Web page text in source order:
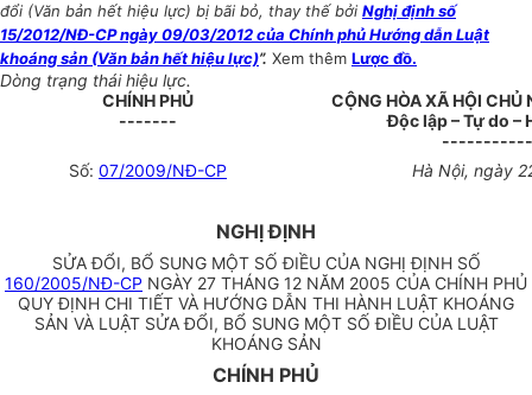
đổi (Văn bản hết hiệu lực) bị bãi bỏ, thay thế bởi Nghị định số
15/2012/NĐ-CP ngày 09/03/2012 của Chính phủ Hướng dẫn Luật
khoáng sản (Văn bản hết hiệu lực)”. Xem thêm Lược đồ.
Dòng trạng thái hiệu lực.
CHÍNH PHỦ
-------
CỘNG HÒA XÃ HỘI CHỦ
Độc lập – Tự do –
Số: 07/2009/NĐ-CP Hà Nội, ngày
NGHỊ ĐỊNH
SỬA ĐỔI, BỔ SUNG MỘT SỐ ĐIỀU CỦA NGHỊ ĐỊNH SỐ
160/2005/NĐ-CP NGÀY 27 THÁNG 12 NĂM 2005 CỦA CHÍNH PHỦ
QUY ĐỊNH CHI TIẾT VÀ HƯỚNG DẪN THI HÀNH LUẬT KHOÁNG
SẢN VÀ LUẬT SỬA ĐỔI, BỔ SUNG MỘT SỐ ĐIỀU CỦA LUẬT
KHOÁNG SẢN
CHÍNH PHỦ